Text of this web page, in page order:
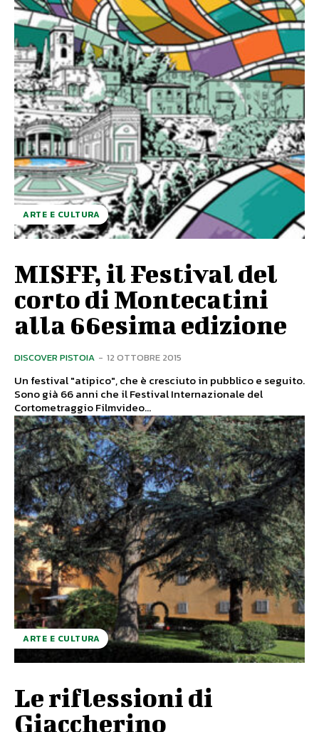
ARTE E CULTURA
MISFF, il Festival del
corto di Montecatini
alla 66esima edizione
DISCOVER PISTOIA - 12 OTTOBRE 2015
Un festival "atipico", che è cresciuto in pubblico e seguito.
Sono già 66 anni che il Festival Internazionale del
Cortometraggio Filmvideo...
ARTE E CULTURA
Le riflessioni di
Giaccherino